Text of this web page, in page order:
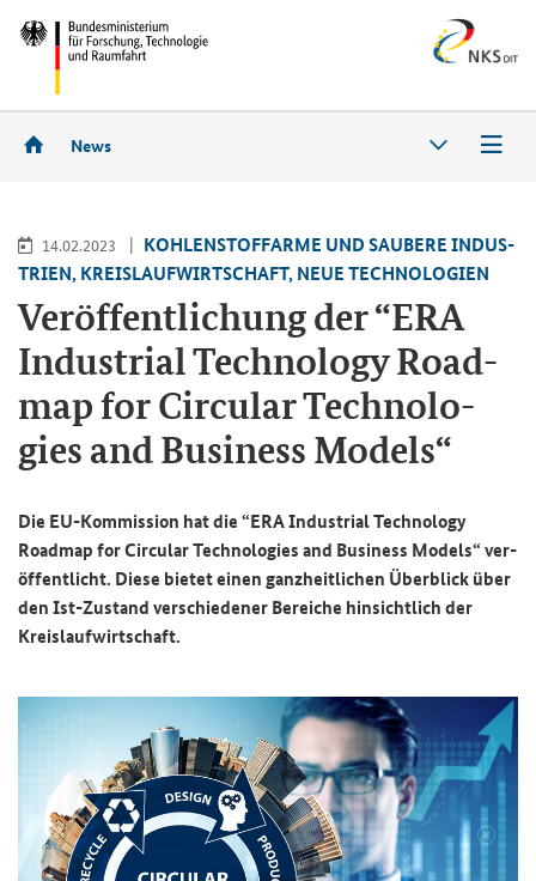
News
14.02.2023
KOH­LEN­STOFF­AR­ME UND SAU­BE­RE IN­DUS­
TRIEN, KREIS­LAUF­WIRT­SCHAFT, NEUE TECH­NO­LO­GIEN
Ver­öf­fent­li­chung der “ERA
In­dus­tri­al Tech­no­lo­gy Road­
map for Cir­cu­lar Tech­no­lo­
gies and Busi­ness Mo­dels“
Die EU-​Kommission hat die “ERA Industrial Technology
Roadmap for Circular Technologies and Business Models“ ver­
öf­fent­licht. Diese bie­tet einen ganz­heit­li­chen Über­blick über
den Ist-​Zustand ver­schie­de­ner Be­rei­che hin­sicht­lich der
Kreis­lauf­wirt­schaft.